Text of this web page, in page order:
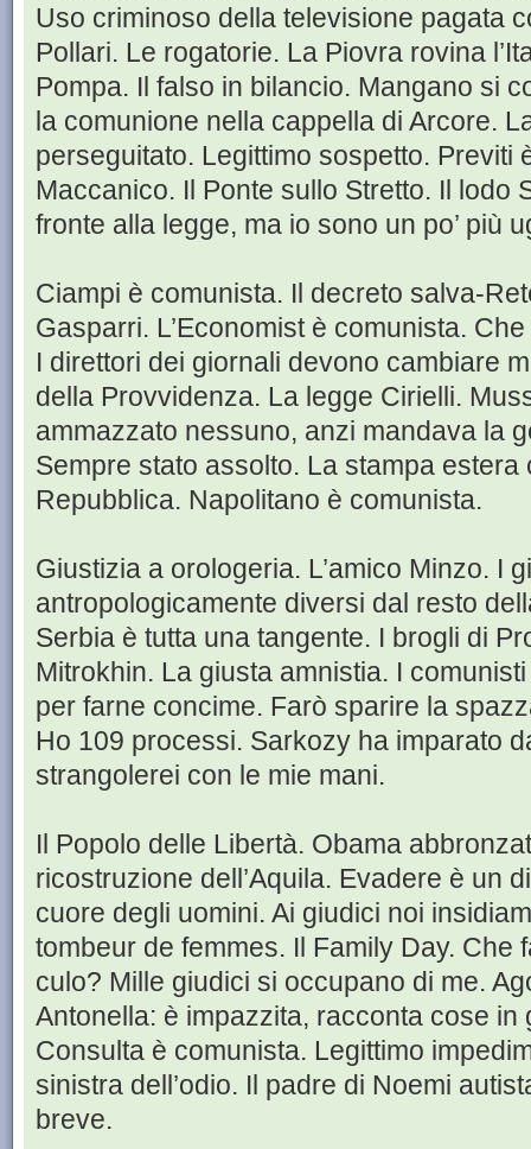
Uso criminoso della televisione pagata
Pollari. Le rogatorie. La Piovra rovina
Pompa. Il falso in bilancio. Mangano si
la comunione nella cappella di Arcore.
perseguitato. Legittimo sospetto. Previti
Maccanico. Il Ponte sullo Stretto. Il lodo
fronte alla legge, ma io sono un po’ più
Ciampi è comunista. Il decreto salva-
Gasparri. L’Economist è comunista.
I direttori dei giornali devono cambiare
della Provvidenza. La legge Cirielli.
ammazzato nessuno, anzi mandava la
Sempre stato assolto. La stampa estera
Repubblica. Napolitano è comunista.
Giustizia a orologeria. L’amico Minzo. I
antropologicamente diversi dal resto
Serbia è tutta una tangente. I brogli di
Mitrokhin. La giusta amnistia. I
per farne concime. Farò sparire la
Ho 109 processi. Sarkozy ha imparato
strangolerei con le mie mani.
Il Popolo delle Libertà. Obama
ricostruzione dell’Aquila. Evadere è un
cuore degli uomini. Ai giudici noi
tombeur de femmes. Il Family Day. Che
culo? Mille giudici si occupano di me.
Antonella: è impazzita, racconta cose in
Consulta è comunista. Legittimo
sinistra dell’odio. Il padre di Noemi
breve.